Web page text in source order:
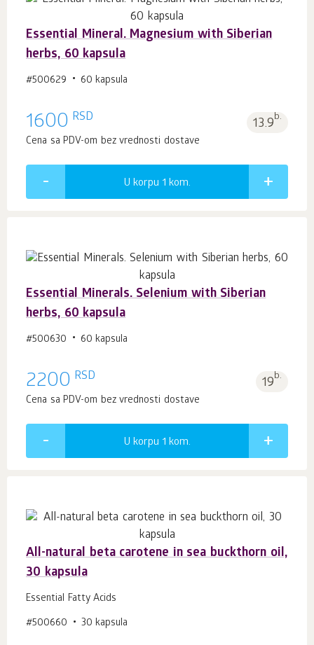
Essential Mineral. Magnesium with Siberian
herbs, 60 kapsula
#500629 60 kapsula
1600 RSD 13.9b.
Cena sa PDV-om bez vrednosti dostave
U korpu 1 kom.
Essential Minerals. Selenium with Siberian
herbs, 60 kapsula
#500630 60 kapsula
2200 RSD 19b.
Cena sa PDV-om bez vrednosti dostave
U korpu 1 kom.
All-natural beta carotene in sea buckthorn oil,
30 kapsula
Essential Fatty Acids
#500660 30 kapsula